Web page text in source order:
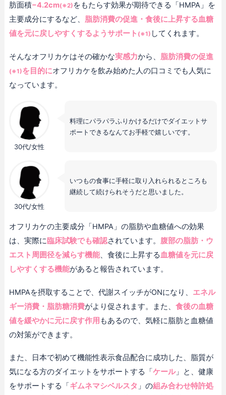
肪面積−4.2cm(※2) をもたらす効果が期待できる「HMPA」を
主要成分にするなど、 脂肪消費の促進・食後に上昇する血糖
値を元に戻しやすくするようサポート (※1) してくれます。
そんなオフリカケはその確かな実感力から、 脂肪消費の促進
(※1)を目的にオフリカケを飲み始めた人の口コミでも人気に
なっています。
30代/女性
料理にパラパラふりかけるだけでダイエットサ
ポートできるなんてお手軽で嬉しいです。
30代/女性
いつもの食事に手軽に取り入れられるところも
継続して続けられそうだと思いました。
オフリカケの主要成分「HMPA」の脂肪や血糖値への効果
は、実際に臨床試験でも確認されています。 腹部の脂肪・ウ
エスト周囲径を減らす機能、食後に上昇する血糖値を元に戻
しやすくする機能があると報告されています。
HMPAを摂取することで、代謝スイッチがONになり、 エネル
ギー消費・脂肪糖消費がより促されます。また、 食後の血糖
値を緩やかに元に戻す作用 もあるので、気軽に脂肪と血糖値
の対策ができます。
また、日本で初めて機能性表示食品配合に成功した、脂質が
気になる方のダイエットをサポートする「ケール」と、健康
をサポートする「ギムネマシベルスタ 」の組み合わせ特許処